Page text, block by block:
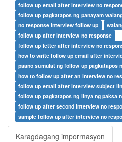
follow up email after interview no
follow up pagkatapos ng panayam
no response interview follow up
follow up after interview no response
follow up letter after interview no
how to write follow up email after
paano sumulat ng follow up pagkatapos
how to follow up after an interview no
follow up email after interview subject
follow up pagkatapos ng linya ng paksa
follow up after second interview no
sample follow up after interview no
Karagdagang impormasyon